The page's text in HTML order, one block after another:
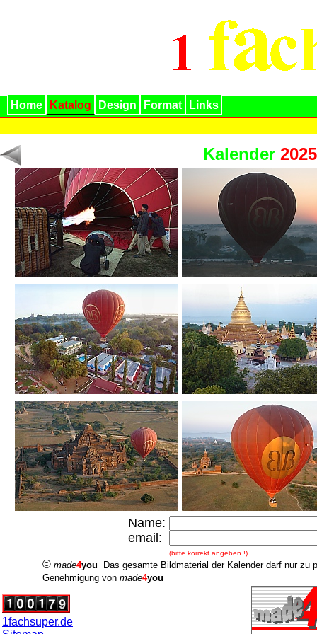
Home Katalog Design Format Links
Kalender 2025
Name:
email:
(bitte korrekt angeben !)
© made4you Das gesamte Bildmaterial der Kalender darf nur zu
Genehmigung von made4you
1fachsuper.de